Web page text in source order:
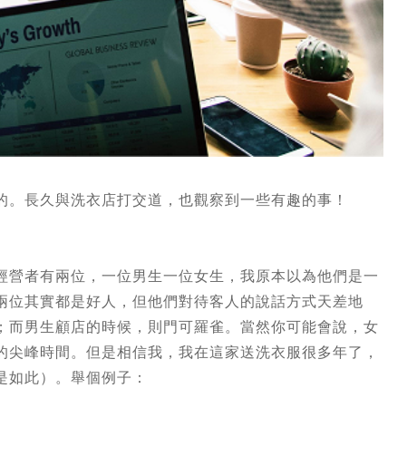
長久與洗衣店打交道，也觀察到一些有趣的事！
者有兩位，一位男生一位女生，我原本以為他們是一
其實都是好人，但他們對待客人的說話方式天差地
男生顧店的時候，則門可羅雀。當然你可能會說，女
峰時間。但是相信我，我在這家送洗衣服很多年了，
此）。舉個例子：